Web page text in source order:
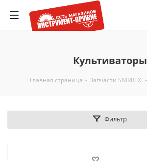
Культиваторы
Главная страница - Запчасти SNIRREX -
Фильтр